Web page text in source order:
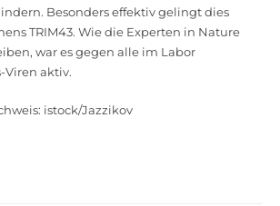
Besonders effektiv gelingt dies
TRIM43. Wie die Experten in Nature
war es gegen alle im Labor
Viren aktiv.
istock/Jazzikov